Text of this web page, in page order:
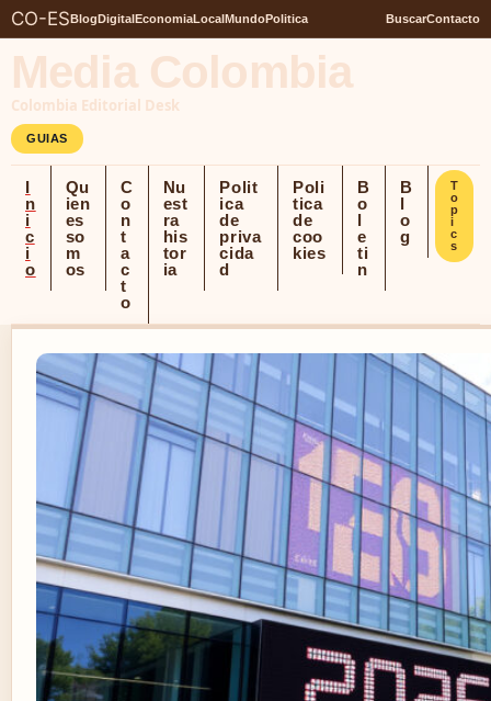
CO-ESBlogDigitalEconomiaLocalMundoPolitica BuscarContacto
Media Colombia
Colombia Editorial Desk
GUIAS
I
n
i
c
i
o
Qu
ien
es
so
m
os
C
o
n
t
a
c
t
o
Nu
est
ra
his
tor
ia
Polit
ica
de
priva
cida
d
Poli
tica
de
coo
kies
B
o
l
e
ti
n
B
l
o
g
T
o
p
i
c
s